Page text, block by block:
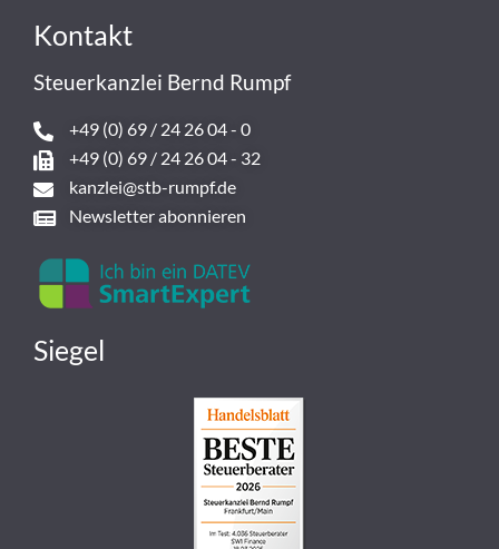
Kontakt
Steuerkanzlei Bernd Rumpf
+49 (0) 69 / 24 26 04 - 0
+49 (0) 69 / 24 26 04 - 32
kanzlei@stb-rumpf.de
Newsletter abonnieren
Siegel